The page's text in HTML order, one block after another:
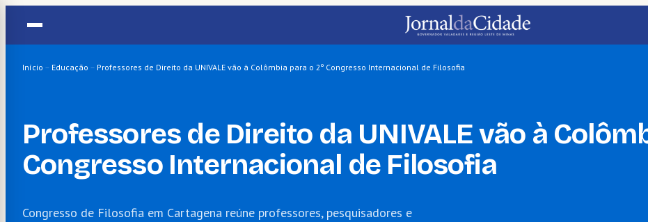
conteúdo
Início – Educação – Professores de Direito da UNIVALE vão à Colômbia para o 2º Congresso Internacional de Filosofia
Professores de Direito da UNIVALE vão à
Congresso Internacional de Filosofia
Congresso de Filosofia em Cartagena reúne professores, pesquisadores e